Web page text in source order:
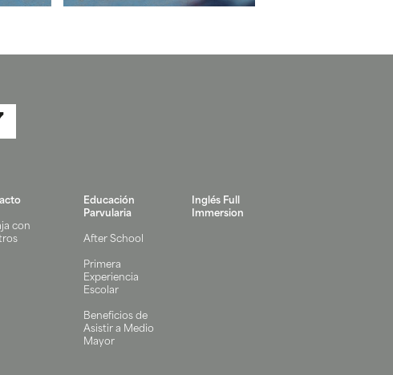
con
Educación
Parvularia
After School
Primera
Experiencia
Escolar
Beneficios de
Asistir a Medio
Mayor
Inglés Full
Immersion